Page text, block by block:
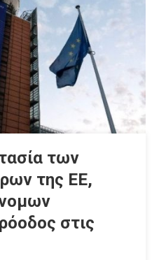
των
της ΕΕ,
στις